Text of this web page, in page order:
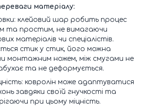
матеріалу:
клейовий шар робить процес
та простим, не вимагаючи
матеріалів чи спеціалістів.
стик у стик, його можна
монтажним ножем, між смугами не
та не деформується.
ковролін може адаптуватися
завдяки своїй гнучкості та
при цьому міцність.